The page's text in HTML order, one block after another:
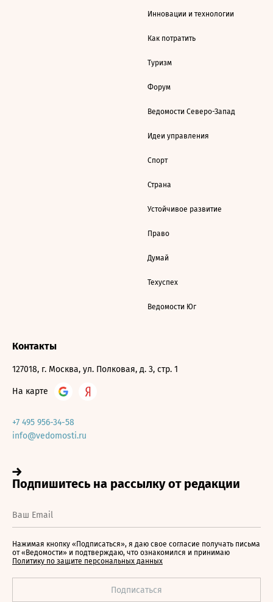
Инновации и технологии
Как потратить
Туризм
Форум
Ведомости Северо-Запад
Идеи управления
Спорт
Страна
Устойчивое развитие
Право
Думай
Техуспех
Ведомости Юг
Контакты
127018, г. Москва, ул. Полковая, д. 3, стр. 1
На карте
+7 495 956-34-58
info@vedomosti.ru
Нажимая кнопку «Подписаться», я даю свое согласие получать письма
от «Ведомости» и подтверждаю, что ознакомился и принимаю
Политику по защите персональных данных